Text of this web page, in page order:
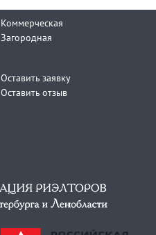
Коммерческая
Загородная
Оставить заявку
Оставить отзыв